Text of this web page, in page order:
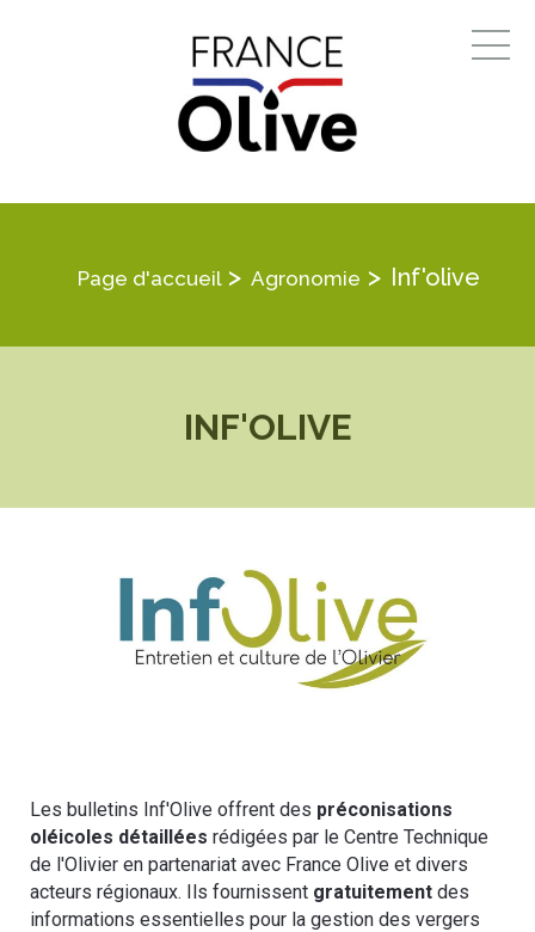
Page d'accueil > Agronomie > Inf'olive
INF'OLIVE
Les bulletins Inf'Olive offrent des préconisations
oléicoles détaillées rédigées par le Centre Technique
de l'Olivier en partenariat avec France Olive et divers
acteurs régionaux. ​Ils fournissent gratuitement des
informations essentielles pour la gestion des vergers